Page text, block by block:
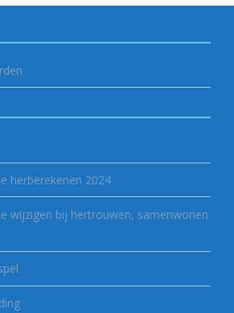
herberekenen 2024
wijzigen bij hertrouwen, samenwonen